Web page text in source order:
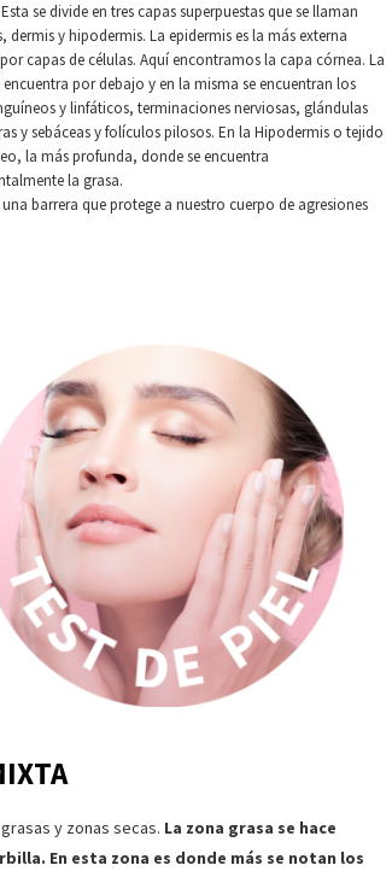
se divide en tres capas superpuestas que se llaman
dermis y hipodermis. La epidermis es la más externa
capas de células. Aquí encontramos la capa córnea. La
encuentra por debajo y en la misma se encuentran los
y linfáticos, terminaciones nerviosas, glándulas
y sebáceas y folículos pilosos. En la Hipodermis o tejido
la más profunda, donde se encuentra
la grasa.
una barrera que protege a nuestro cuerpo de agresiones
y zonas secas. La zona grasa se hace
En esta zona es donde más se notan los